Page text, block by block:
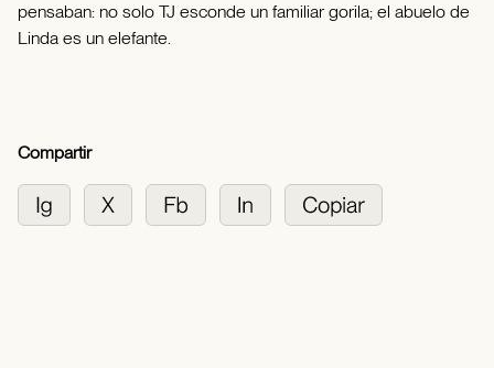
pensaban: no solo TJ esconde un familiar gorila; el abuelo de
Linda es un elefante.
Compartir